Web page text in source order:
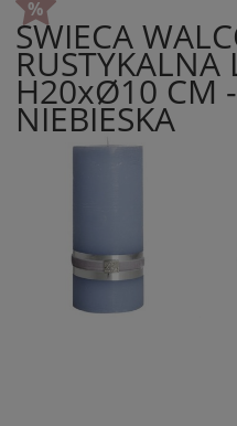
ŚWIECA
RUSTYKALNA
H20xØ10 CM
NIEBIESKA